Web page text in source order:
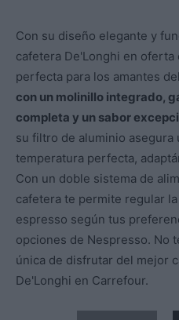
Con su diseño elegante y
cafetera De'Longhi en
perfecta para los amantes
con un molinillo integrado,
completa y un sabor
su filtro de aluminio asegura
temperatura perfecta,
Con un doble sistema de
cafetera te permite regular
espresso según tus
opciones de Nespresso. No
única de disfrutar del mejor
De'Longhi en Carrefour.